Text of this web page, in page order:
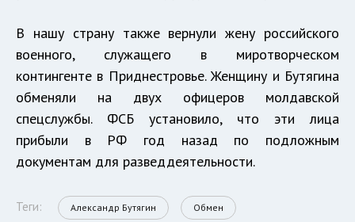
В нашу страну также вернули жену российского
военного, служащего в миротворческом
контингенте в Приднестровье. Женщину и Бутягина
обменяли на двух офицеров молдавской
спецслужбы. ФСБ установило, что эти лица
прибыли в РФ год назад по подложным
документам для разведдеятельности.
Теги: Александр Бутягин Обмен